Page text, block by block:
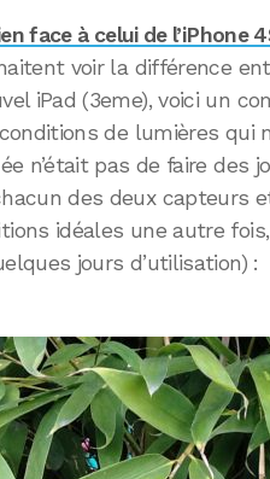
face à celui de l’iPhone
voir la différence
iPad (3eme), voici un
de lumières qui
n’était pas de faire des
des deux capteurs
idéales une autre
jours d’utilisation) :